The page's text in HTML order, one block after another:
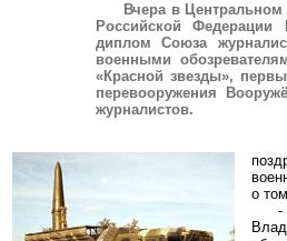
Вчера в
Российской
диплом Союза
военными
«Красной звезды»,
перевооружения
журналистов.
о
-